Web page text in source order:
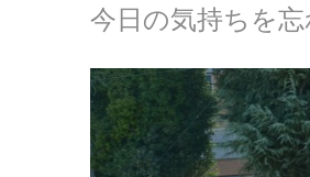
今日の気持ちを